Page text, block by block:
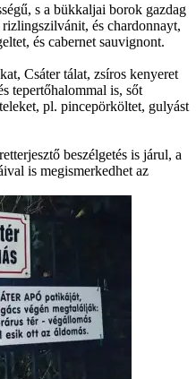
s a bükkaljai borok gazdag
és chardonnayt,
és cabernet sauvignont.
Csáter tálat, zsíros kenyeret
tepertőhalommal is, sőt
pl. pincepörköltet, gulyást
beszélgetés is járul, a
is megismerkedhet az